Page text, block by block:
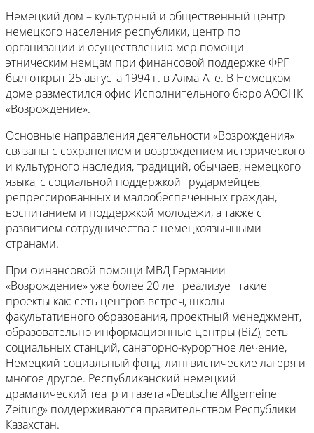
Немецкий дом – культурный и общественный центр
немецкого населения республики, центр по
организации и осуществлению мер помощи
этническим немцам при финансовой поддержке ФРГ
был открыт 25 августа 1994 г. в Алма-Ате. В Немецком
доме разместился офис Исполнительного бюро АООНК
«Возрождение».
Основные направления деятельности «Возрождения»
связаны с сохранением и возрождением исторического
и культурного наследия, традиций, обычаев, немецкого
языка, с социальной поддержкой трудармейцев,
репрессированных и малообеспеченных граждан,
воспитанием и поддержкой молодежи, а также с
развитием сотрудничества с немецкоязычными
странами.
При финансовой помощи МВД Германии
«Возрождение» уже более 20 лет реализует такие
проекты как: сеть центров встреч, школы
факультативного образования, проектный менеджмент,
образовательно-информационные центры (BiZ), сеть
социальных станций, санаторно-курортное лечение,
Немецкий социальный фонд, лингвистические лагеря и
многое другое. Республиканский немецкий
драматический театр и газета «Deutsche Allgemeine
Zeitung» поддерживаются правительством Республики
Казахстан.